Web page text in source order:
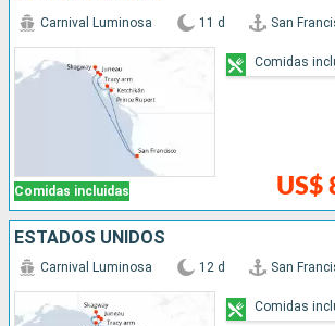
Comidas incluidas
Carnival Luminosa 11 d San
US$
Comidas
ESTADOS UNIDOS
Carnival Luminosa 12 d San
Comidas